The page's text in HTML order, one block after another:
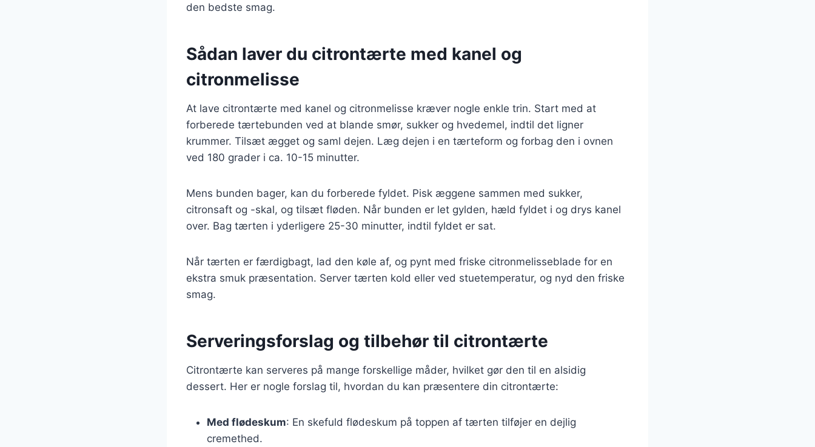
den bedste smag.
Sådan laver du citrontærte med kanel og
citronmelisse
At lave citrontærte med kanel og citronmelisse kræver nogle enkle trin. Start med at
forberede tærtebunden ved at blande smør, sukker og hvedemel, indtil det ligner
krummer. Tilsæt ægget og saml dejen. Læg dejen i en tærteform og forbag den i ovnen
ved 180 grader i ca. 10-15 minutter.
Mens bunden bager, kan du forberede fyldet. Pisk æggene sammen med sukker,
citronsaft og -skal, og tilsæt fløden. Når bunden er let gylden, hæld fyldet i og drys kanel
over. Bag tærten i yderligere 25-30 minutter, indtil fyldet er sat.
Når tærten er færdigbagt, lad den køle af, og pynt med friske citronmelisseblade for en
ekstra smuk præsentation. Server tærten kold eller ved stuetemperatur, og nyd den friske
smag.
Serveringsforslag og tilbehør til citrontærte
Citrontærte kan serveres på mange forskellige måder, hvilket gør den til en alsidig
dessert. Her er nogle forslag til, hvordan du kan præsentere din citrontærte:
Med flødeskum: En skefuld flødeskum på toppen af tærten tilføjer en dejlig
cremethed.